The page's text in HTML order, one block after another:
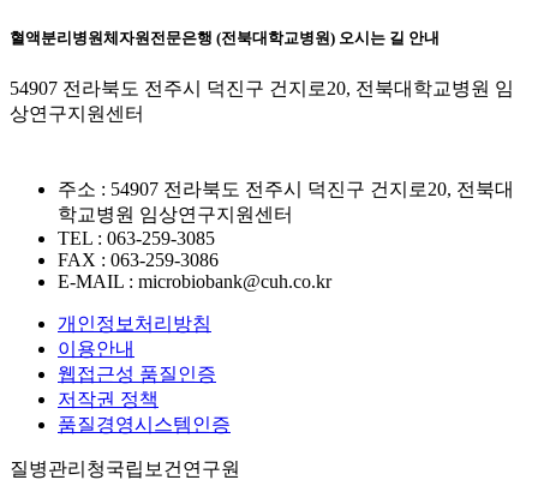
혈액분리병원체자원전문은행 (전북대학교병원) 오시는 길 안내
54907 전라북도 전주시 덕진구 건지로20, 전북대학교병원 임
상연구지원센터
주소 : 54907 전라북도 전주시 덕진구 건지로20, 전북대
학교병원 임상연구지원센터
TEL : 063-259-3085
FAX : 063-259-3086
E-MAIL : microbiobank@cuh.co.kr
개인정보처리방침
이용안내
웹접근성 품질인증
저작권 정책
품질경영시스템인증
질병관리청국립보건연구원